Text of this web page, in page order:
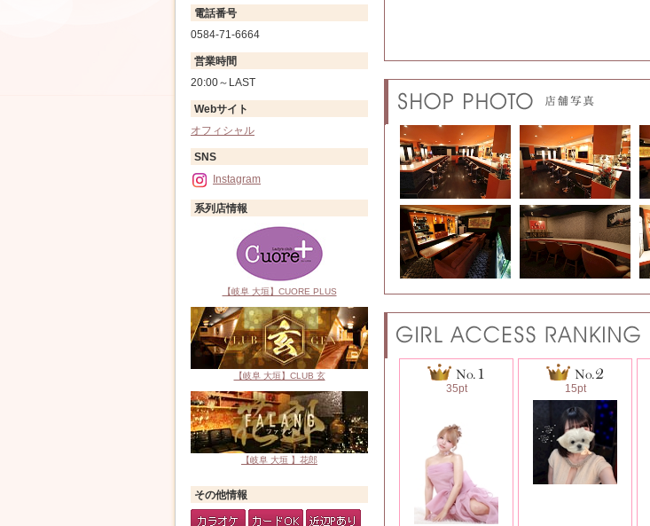
35pt 15pt
電話番号
0584-71-6664
営業時間
20:00～LAST
Webサイト
オフィシャル
SNS
Instagram
系列店情報
【岐阜 大垣】CUORE PLUS
【岐阜 大垣】CLUB 玄
【岐阜 大垣 】花郎
その他情報